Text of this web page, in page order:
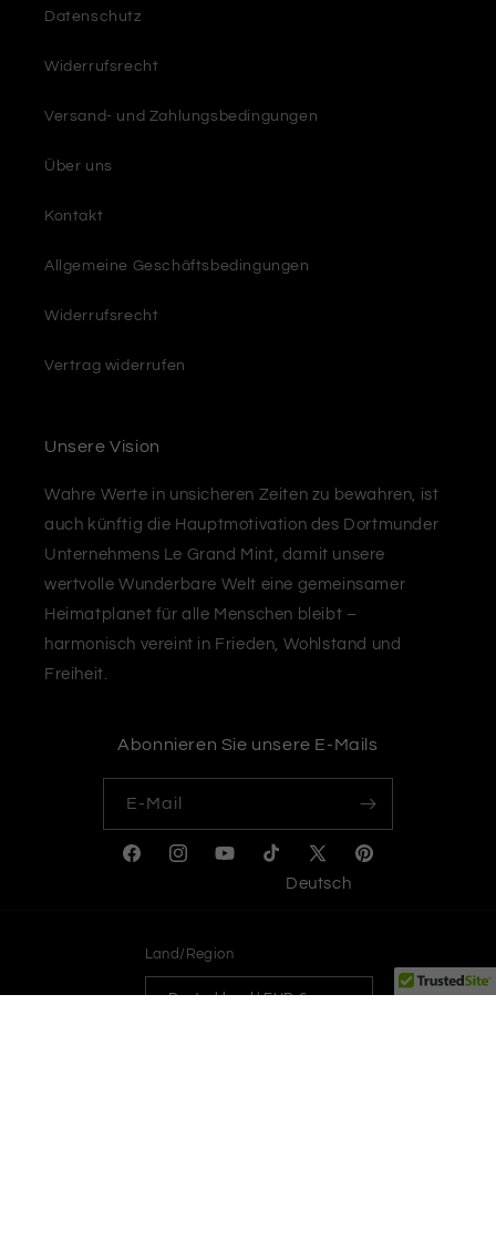
Datenschutz
Widerrufsrecht
Versand- und Zahlungsbedingungen
Über uns
Kontakt
Allgemeine Geschäftsbedingungen
Widerrufsrecht
Vertrag widerrufen
Unsere Vision
Wahre Werte in unsicheren Zeiten zu bewahren, ist
auch künftig die Hauptmotivation des Dortmunder
Unternehmens Le Grand Mint, damit unsere
wertvolle Wunderbare Welt eine gemeinsamer
Heimatplanet für alle Menschen bleibt –
harmonisch vereint in Frieden, Wohlstand und
Freiheit.
Abonnieren Sie unsere E-Mails
E-Mail
FacebookInstagramYouTubeTikTok
X
(Twitter)
Pinterest
Land/Region
Deutschland | EUR €
Deutsch